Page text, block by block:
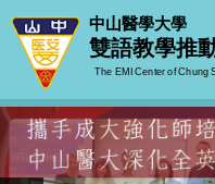
跳
到
要
內
區
中山醫學大學
雙語教學推
The EMI Center of Chung